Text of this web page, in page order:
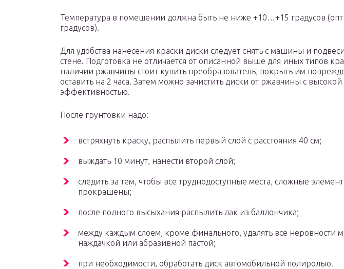
Температура в помещении должна быть не ниже +10…+15 градусов
градусов).
Для удобства нанесения краски диски следует снять с машины и
стене. Подготовка не отличается от описанной выше для иных типов
наличии ржавчины стоит купить преобразователь, покрыть им
оставить на 2 часа. Затем можно зачистить диски от ржавчины с высокой
эффективностью.
После грунтовки надо:
встряхнуть краску, распылить первый слой с расстояния 40 см;
выждать 10 минут, нанести второй слой;
следить за тем, чтобы все труднодоступные места, сложные
прокрашены;
после полного высыхания распылить лак из баллончика;
между каждым слоем, кроме финального, удалять все неровности
наждачкой или абразивной пастой;
при необходимости, обработать диск автомобильной полиролью.